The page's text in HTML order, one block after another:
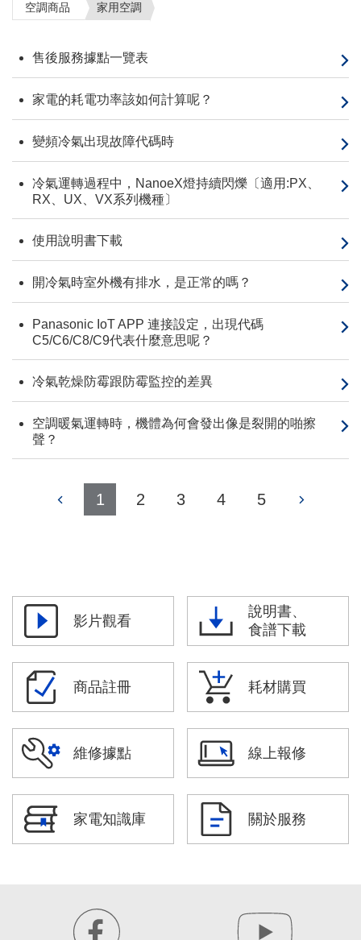
空調商品 家用空調
售後服務據點一覽表
家電的耗電功率該如何計算呢？
變頻冷氣出現故障代碼時
冷氣運轉過程中，NanoeX燈持續閃爍〔適用:PX、
RX、UX、VX系列機種〕
使用說明書下載
開冷氣時室外機有排水，是正常的嗎？
Panasonic IoT APP 連接設定，出現代碼
C5/C6/C8/C9代表什麼意思呢？
冷氣乾燥防霉跟防霉監控的差異
空調暖氣運轉時，機體為何會發出像是裂開的啪擦
聲？
1 2 3 4 5
影片觀看
說明書、
食譜下載
商品註冊 耗材購買
維修據點 線上報修
家電知識庫 關於服務